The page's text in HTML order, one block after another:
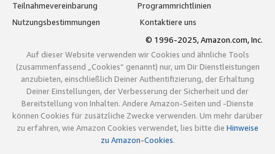
Teilnahmevereinbarung
Programmrichtlinien
Nutzungsbestimmungen
Kontaktiere uns
© 1996-2025, Amazon.com, Inc.
Auf dieser Website verwenden wir Cookies und ähnliche Tools
(zusammenfassend „Cookies“ genannt) nur, um Dir Dienstleistungen
anzubieten, einschließlich Deiner Authentifizierung, der Erhaltung
Deiner Einstellungen, der Verbesserung der Sicherheit und der
Bereitstellung von Inhalten. Andere Amazon-Seiten und -Dienste
können Cookies für zusätzliche Zwecke verwenden. Um mehr darüber
zu erfahren, wie Amazon Cookies verwendet, lies bitte die Hinweise
zu Amazon-Cookies.